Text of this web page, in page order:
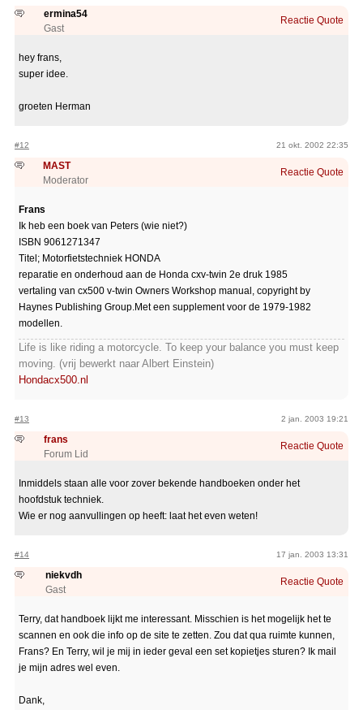
ermina54
Gast
Reactie Quote
hey frans,
super idee.
groeten Herman
#12 21 okt. 2002 22:35
MAST
Moderator
Reactie Quote
Frans
Ik heb een boek van Peters (wie niet?)
ISBN 9061271347
Titel; Motorfietstechniek HONDA
reparatie en onderhoud aan de Honda cxv-twin 2e druk 1985
vertaling van cx500 v-twin Owners Workshop manual, copyright by
Haynes Publishing Group.Met een supplement voor de 1979-1982
modellen.
Life is like riding a motorcycle. To keep your balance you must keep
moving. (vrij bewerkt naar Albert Einstein)
Hondacx500.nl
#13 2 jan. 2003 19:21
frans
Forum Lid
Reactie Quote
Inmiddels staan alle voor zover bekende handboeken onder het
hoofdstuk techniek.
Wie er nog aanvullingen op heeft: laat het even weten!
#14 17 jan. 2003 13:31
niekvdh
Gast
Reactie Quote
Terry, dat handboek lijkt me interessant. Misschien is het mogelijk het te
scannen en ook die info op de site te zetten. Zou dat qua ruimte kunnen,
Frans? En Terry, wil je mij in ieder geval een set kopietjes sturen? Ik mail
je mijn adres wel even.
Dank,